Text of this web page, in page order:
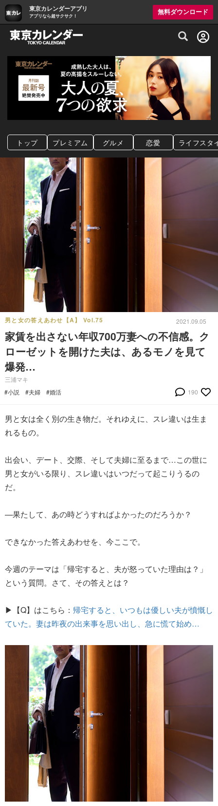
東京カレンダーアプリ
アプリなら超サクサク！
無料ダウンロード
グルメ情報・プレミアムレストラン予約
トップ プレミアム グルメ 恋愛 ライフスタ
男と女の答えあわせ【A】 Vol.75 2021.09.05
家賃を出さない年収700万妻への不信感。ク
ローゼットを開けた夫は、あるモノを見て
爆発…
三浦マキ
#小説
#夫婦 #婚活 190
男と女は全く別の生き物だ。それゆえに、スレ違いは生ま
れるもの。
出会い、デート、交際、そして夫婦に至るまで…この世に
男と女がいる限り、スレ違いはいつだって起こりうるの
だ。
—果たして、あの時どうすればよかったのだろうか？
できなかった答えあわせを、今ここで。
今週のテーマは「帰宅すると、夫が怒っていた理由は？」
という質問。さて、その答えとは？
▶【Q】はこちら： 帰宅すると、いつもは優しい夫が憤慨し
ていた。妻は昨夜の出来事を思い出し、急に慌て始め…